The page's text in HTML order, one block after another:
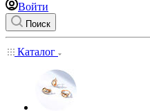
Войти
Поиск
Каталог